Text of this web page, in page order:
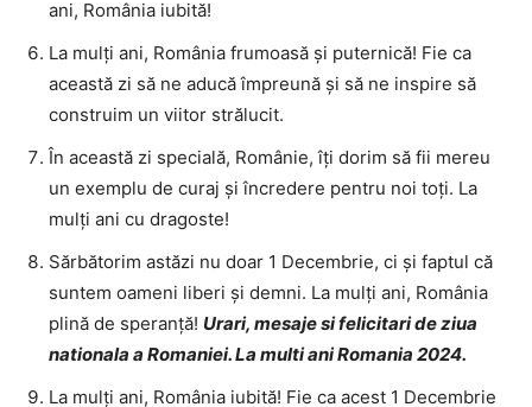
ani, România iubită!
La mulți ani, România frumoasă și puternică! Fie ca
această zi să ne aducă împreună și să ne inspire să
construim un viitor strălucit.
În această zi specială, Românie, îți dorim să fii mereu
un exemplu de curaj și încredere pentru noi toți. La
mulți ani cu dragoste!
Sărbătorim astăzi nu doar 1 Decembrie, ci și faptul că
suntem oameni liberi și demni. La mulți ani, România
plină de speranță! Urari, mesaje si felicitari de ziua
nationala a Romaniei. La multi ani Romania 2024.
La mulți ani, România iubită! Fie ca acest 1 Decembrie